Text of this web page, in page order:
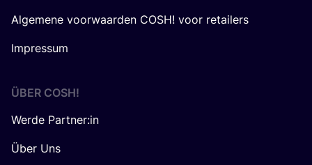
Algemene voorwaarden COSH! voor retailers
Impressum
ÜBER COSH!
Werde Partner:in
Über Uns